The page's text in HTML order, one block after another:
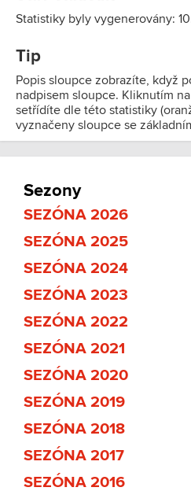
Statistiky byly vygenerovány:
Tip
Popis sloupce zobrazíte, když
nadpisem sloupce. Kliknutím
setřídíte dle této statistiky
vyznačeny sloupce se
Sezony
SEZÓNA 2026
SEZÓNA 2025
SEZÓNA 2024
SEZÓNA 2023
SEZÓNA 2022
SEZÓNA 2021
SEZÓNA 2020
SEZÓNA 2019
SEZÓNA 2018
SEZÓNA 2017
SEZÓNA 2016